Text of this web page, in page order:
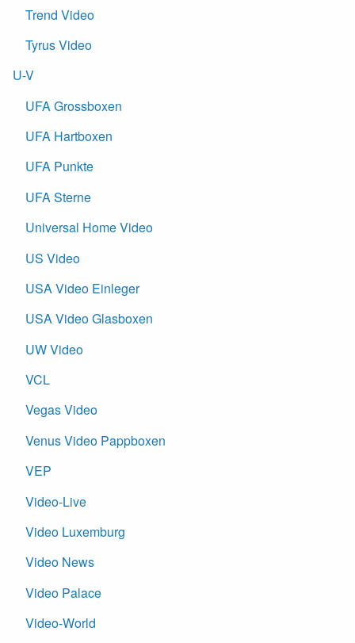
Trend Video
Tyrus Video
U-V
UFA Grossboxen
UFA Hartboxen
UFA Punkte
UFA Sterne
Universal Home Video
US Video
USA Video Einleger
USA Video Glasboxen
UW Video
VCL
Vegas Video
Venus Video Pappboxen
VEP
Video-Live
Video Luxemburg
Video News
Video Palace
Video-World